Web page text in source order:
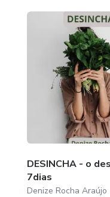
DESINCHA - o
7dias
Denize Rocha Araújo